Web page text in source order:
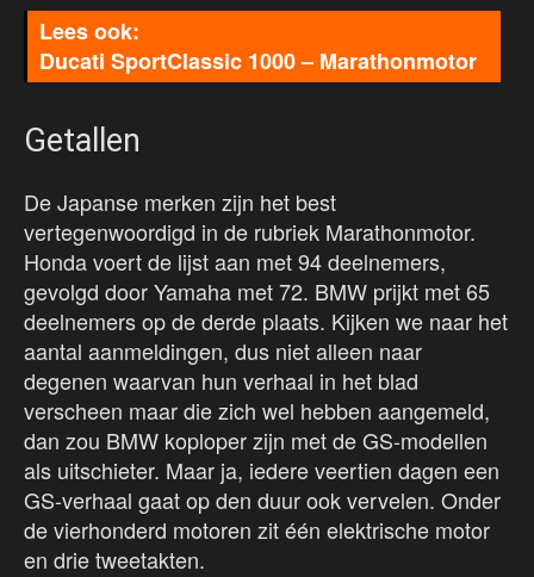
Ducati SportClassic 1000 – Marathonmotor
Getallen
De Japanse merken zijn het best
vertegenwoordigd in de rubriek Marathonmotor.
Honda voert de lijst aan met 94 deelnemers,
gevolgd door Yamaha met 72. BMW prijkt met 65
deelnemers op de derde plaats. Kijken we naar het
aantal aanmeldingen, dus niet alleen naar
degenen waarvan hun verhaal in het blad
verscheen maar die zich wel hebben aangemeld,
dan zou BMW koploper zijn met de GS-modellen
als uitschieter. Maar ja, iedere veertien dagen een
GS-verhaal gaat op den duur ook vervelen. Onder
de vierhonderd motoren zit één elektrische motor
en drie tweetakten.